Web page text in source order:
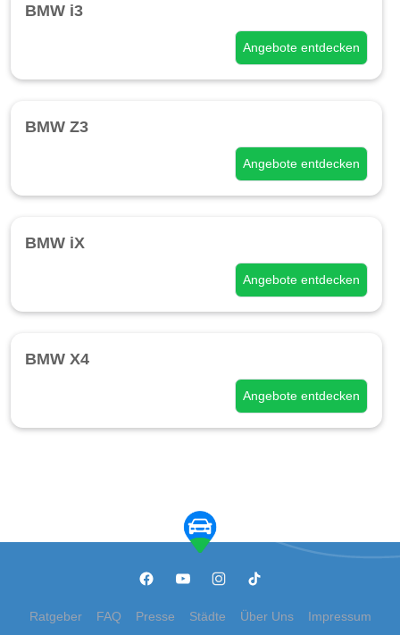
BMW i3
Angebote entdecken
BMW Z3
Angebote entdecken
BMW iX
Angebote entdecken
BMW X4
Angebote entdecken
Ratgeber FAQ Presse Städte Über Uns Impressum